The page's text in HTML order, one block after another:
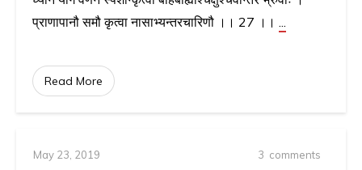
प्राणापानौ समौ कृत्वा नासाभ्यन्तरचारिणौ ।। 27 ।। ...
Read More
May 23, 2019 3 comments